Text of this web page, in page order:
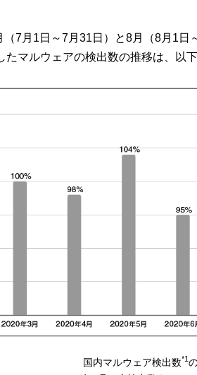
（7月1日～7月31日）と8月（8月1日
たマルウェアの検出数の推移は、以下
国内マルウェア検出数*1